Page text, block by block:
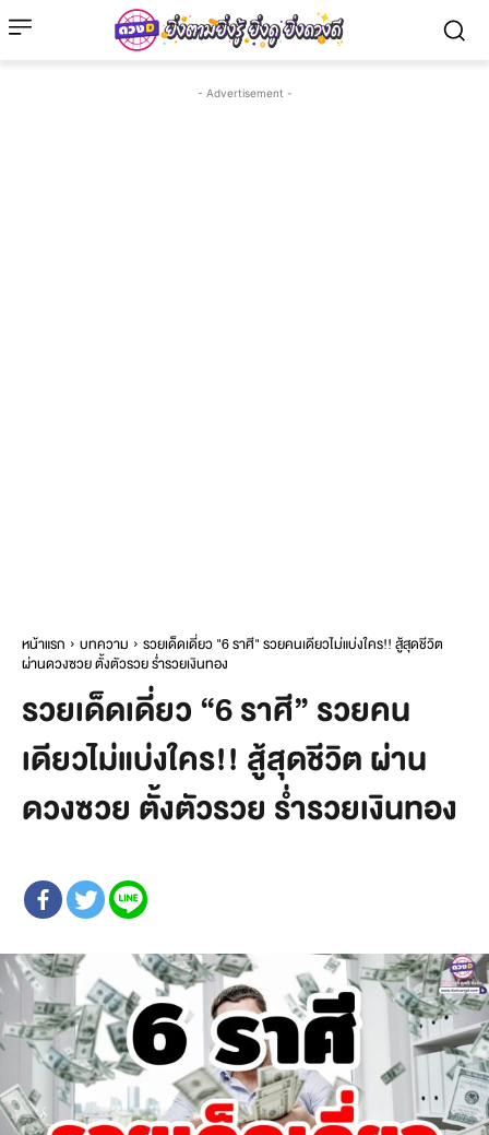
- Advertisement -
หน้าแรก บทความ
รวยเด็ดเดี่ยว "6 ราศี" รวยคนเดียวไม่แบ่งใคร!! สู้สุดชีวิต
ผ่านดวงซวย ตั้งตัวรวย ร่ำรวยเงินทอง
รวยเด็ดเดี่ยว “6 ราศี” รวยคน
เดียวไม่แบ่งใคร!! สู้สุดชีวิต ผ่าน
ดวงซวย ตั้งตัวรวย ร่ำรวยเงินทอง